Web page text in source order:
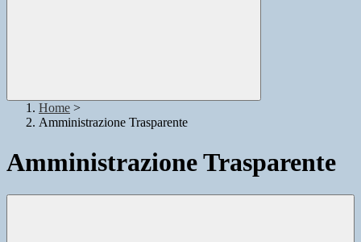
Home >
Amministrazione Trasparente
Amministrazione Trasparente